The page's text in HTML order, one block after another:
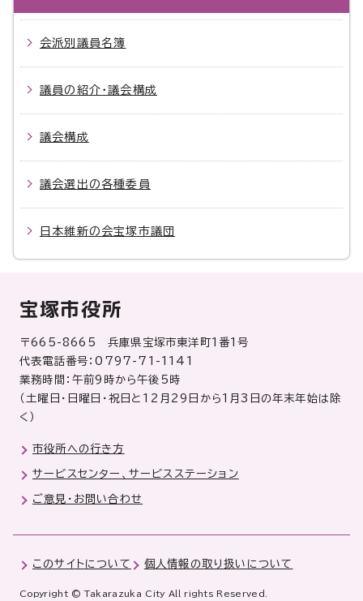
会派別議員名簿
議員の紹介・議会構成
議会構成
議会選出の各種委員
日本維新の会宝塚市議団
宝塚市役所
〒665-8665 兵庫県宝塚市東洋町1番1号
代表電話番号：0797-71-1141
業務時間：午前9時から午後5時
（土曜日・日曜日・祝日と12月29日から1月3日の年末年始は除
く）
市役所への行き方
サービスセンター、サービスステーション
ご意見・お問い合わせ
このサイトについて 個人情報の取り扱いについて
Copyright © Takarazuka City All rights Reserved.